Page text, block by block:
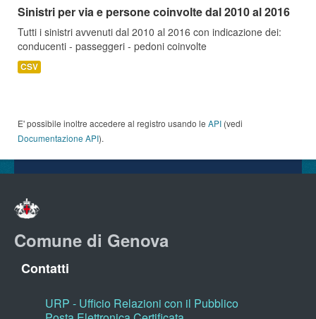
Sinistri per via e persone coinvolte dal 2010 al 2016
Tutti i sinistri avvenuti dal 2010 al 2016 con indicazione dei:
conducenti - passeggeri - pedoni coinvolte
CSV
E' possibile inoltre accedere al registro usando le API (vedi
Documentazione API).
Comune di Genova
Contatti
URP - Ufficio Relazioni con il Pubblico